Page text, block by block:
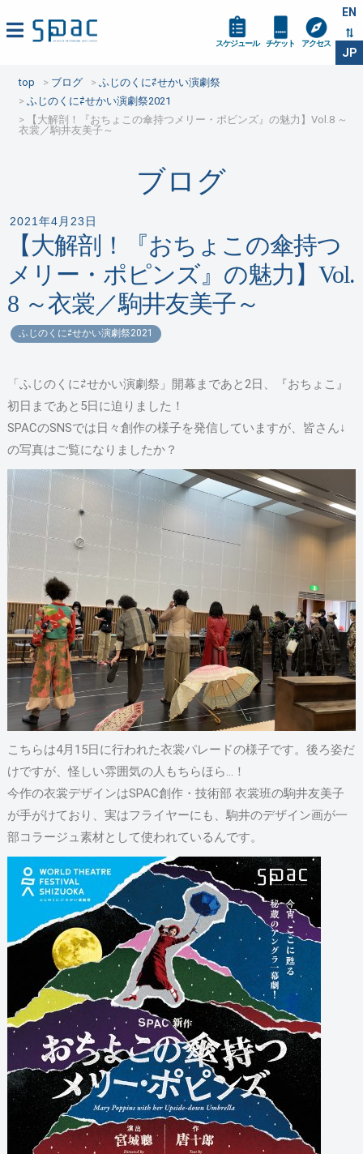
EN
JP
スケジュール チケット アクセス
top ブログ
ふじのくに⇄せかい演劇祭
ふじのくに⇄せかい演劇祭2021
【大解剖！『おちょこの傘持つメリー・ポピンズ』の魅力】Vol.8 ～
衣裳／駒井友美子～
ブログ
2021年4月23日
【大解剖！『おちょこの傘持つ
メリー・ポピンズ』の魅力】Vol.
8 ～衣裳／駒井友美子～
ふじのくに⇄せかい演劇祭2021
「ふじのくに⇄せかい演劇祭」開幕まであと2日、『おちょこ』
初日まであと5日に迫りました！
SPACのSNSでは日々創作の様子を発信していますが、皆さん↓
の写真はご覧になりましたか？
こちらは4月15日に行われた衣裳パレードの様子です。後ろ姿だ
けですが、怪しい雰囲気の人もちらほら…！
今作の衣裳デザインはSPAC創作・技術部 衣裳班の駒井友美子
が手がけており、実はフライヤーにも、駒井のデザイン画が一
部コラージュ素材として使われているんです。